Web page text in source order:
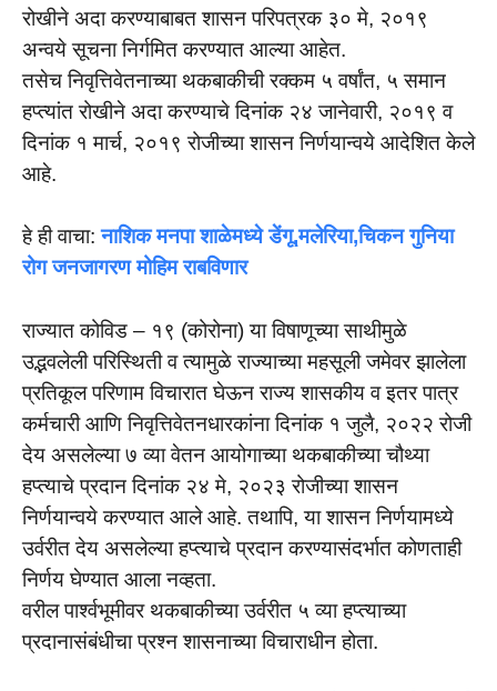
रोखीने अदा करण्याबाबत शासन परिपत्रक ३० मे, २०१९
अन्वये सूचना निर्गमित करण्यात आल्या आहेत.
तसेच निवृत्तिवेतनाच्या थकबाकीची रक्कम ५ वर्षांत, ५ समान
हप्त्यांत रोखीने अदा करण्याचे दिनांक २४ जानेवारी, २०१९ व
दिनांक १ मार्च, २०१९ रोजीच्या शासन निर्णयान्वये आदेशित केले
आहे.
हे ही वाचा:नाशिक मनपा शाळेमध्ये डेंगू,मलेरिया,चिकन गुनिया
रोग जनजागरण मोहिम राबविणार
राज्यात कोविड – १९ (कोरोना) या विषाणूच्या साथीमुळे
उद्भवलेली परिस्थिती व त्यामुळे राज्याच्या महसूली जमेवर झालेला
प्रतिकूल परिणाम विचारात घेऊन राज्य शासकीय व इतर पात्र
कर्मचारी आणि निवृत्तिवेतनधारकांना दिनांक १ जुलै, २०२२ रोजी
देय असलेल्या ७ व्या वेतन आयोगाच्या थकबाकीच्या चौथ्या
हप्त्याचे प्रदान दिनांक २४ मे, २०२३ रोजीच्या शासन
निर्णयान्वये करण्यात आले आहे. तथापि, या शासन निर्णयामध्ये
उर्वरीत देय असलेल्या हप्त्याचे प्रदान करण्यासंदर्भात कोणताही
निर्णय घेण्यात आला नव्हता.
वरील पार्श्वभूमीवर थकबाकीच्या उर्वरीत ५ व्या हप्त्याच्या
प्रदानासंबंधीचा प्रश्न शासनाच्या विचाराधीन होता.